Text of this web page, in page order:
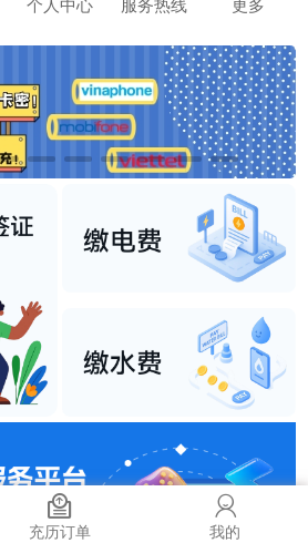
个人中心 服务热线 更多
充历订单 我的